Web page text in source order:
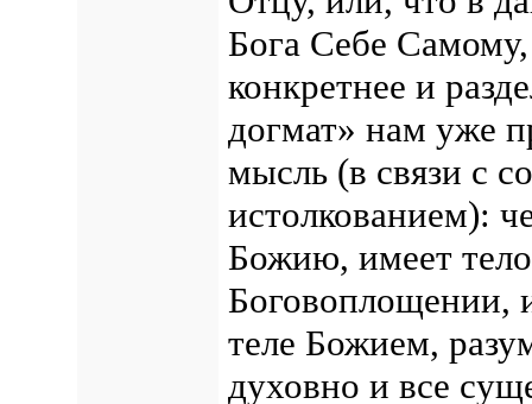
Бога Себе
конкретнее и
догмат» нам уже
мысль (в связи с
истолкованием):
Божию, имеет
Боговоплощении,
теле Божием,
духовно и все